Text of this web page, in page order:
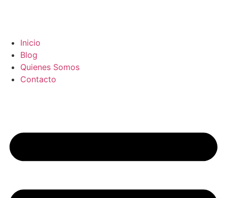
Inicio
Blog
Quienes Somos
Contacto